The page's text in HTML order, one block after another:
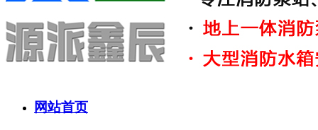
网站首页